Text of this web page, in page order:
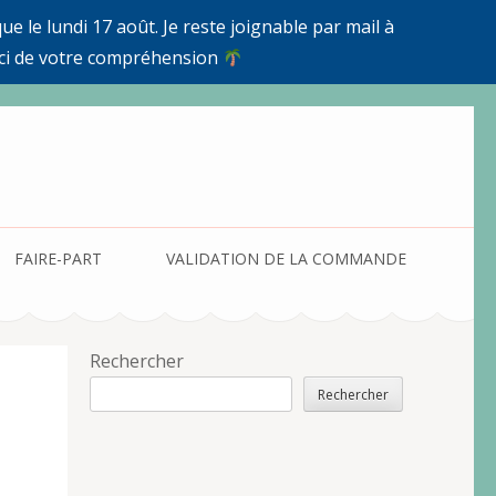
le lundi 17 août. Je reste joignable par mail à
de votre compréhension
FAIRE-PART VALIDATION DE LA COMMANDE
Rechercher
Rechercher